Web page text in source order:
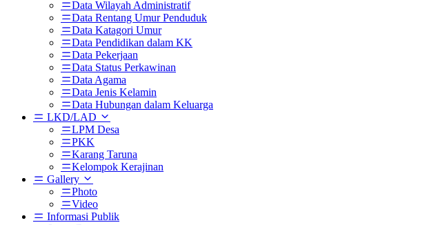
Data Wilayah Administratif
Data Rentang Umur Penduduk
Data Katagori Umur
Data Pendidikan dalam KK
Data Pekerjaan
Data Status Perkawinan
Data Agama
Data Jenis Kelamin
Data Hubungan dalam Keluarga
LKD/LAD
LPM Desa
PKK
Karang Taruna
Kelompok Kerajinan
Gallery
Photo
Video
Informasi Publik